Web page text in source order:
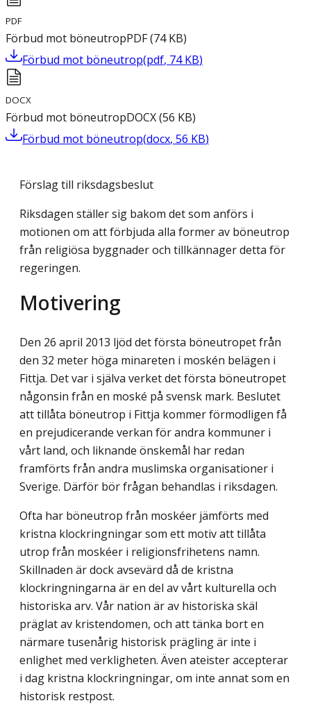
PDF
Förbud mot böneutropPDF(74 KB)
Förbud mot böneutrop(pdf, 74 KB)
DOCX
Förbud mot böneutropDOCX(56 KB)
Förbud mot böneutrop(docx, 56 KB)
Förslag till riksdagsbeslut
Riksdagen ställer sig bakom det som anförs i
motionen om att förbjuda alla former av böneutrop
från religiösa byggnader och tillkännager detta för
regeringen.
Motivering
Den 26 april 2013 ljöd det första böneutropet från
den 32 meter höga minareten i moskén belägen i
Fittja. Det var i själva verket det första böneutropet
någonsin från en moské på svensk mark. Beslutet
att tillåta böneutrop i Fittja kommer förmodligen få
en prejudicerande verkan för andra kommuner i
vårt land, och liknande önskemål har redan
framförts från andra muslimska organisationer i
Sverige. Därför bör frågan behandlas i riksdagen.
Ofta har böneutrop från moskéer jämförts med
kristna klockringningar som ett motiv att tillåta
utrop från moskéer i religionsfrihetens namn.
Skillnaden är dock avsevärd då de kristna
klockringningarna är en del av vårt kulturella och
historiska arv. Vår nation är av historiska skäl
präglat av kristendomen, och att tänka bort en
närmare tusenårig historisk prägling är inte i
enlighet med verkligheten. Även ateister accepterar
i dag kristna klockringningar, om inte annat som en
historisk restpost.